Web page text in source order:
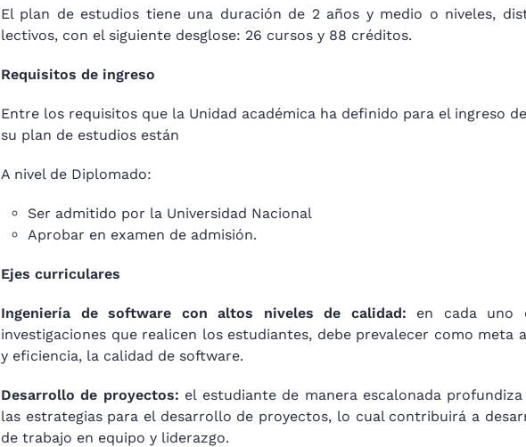
El plan de estudios tiene una duración de 2 años y medio o niveles,
lectivos, con el siguiente desglose: 26 cursos y 88 créditos.
Requisitos de ingreso
Entre los requisitos que la Unidad académica ha definido para el ingreso
su plan de estudios están
A nivel de Diplomado:
Ser admitido por la Universidad Nacional
Aprobar en examen de admisión.
Ejes curriculares
Ingeniería de software con altos niveles de calidad: en cada uno
investigaciones que realicen los estudiantes, debe prevalecer como meta
y eficiencia, la calidad de software.
Desarrollo de proyectos: el estudiante de manera escalonada
las estrategias para el desarrollo de proyectos, lo cual contribuirá a
de trabajo en equipo y liderazgo.